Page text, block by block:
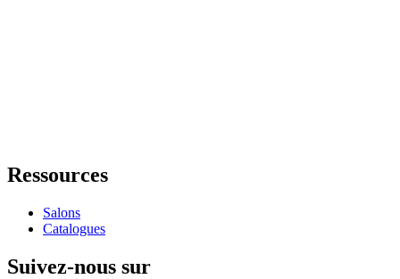
Ressources
Salons
Catalogues
Suivez-nous sur